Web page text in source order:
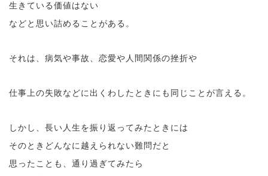
生きている価値はない
などと思い詰めることがある。
それは、病気や事故、恋愛や人間関係の挫折や
仕事上の失敗などに出くわしたときにも同じことが言える。
しかし、長い人生を振り返ってみたときには
そのときどんなに越えられない難問だと
思ったことも、通り過ぎてみたら